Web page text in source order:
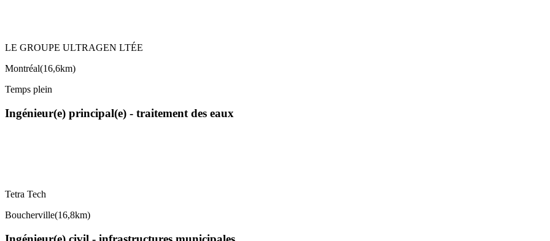
LE GROUPE ULTRAGEN LTÉE
Montréal(16,6km)
Temps plein
Ingénieur(e) principal(e) - traitement des eaux
Tetra Tech
Boucherville(16,8km)